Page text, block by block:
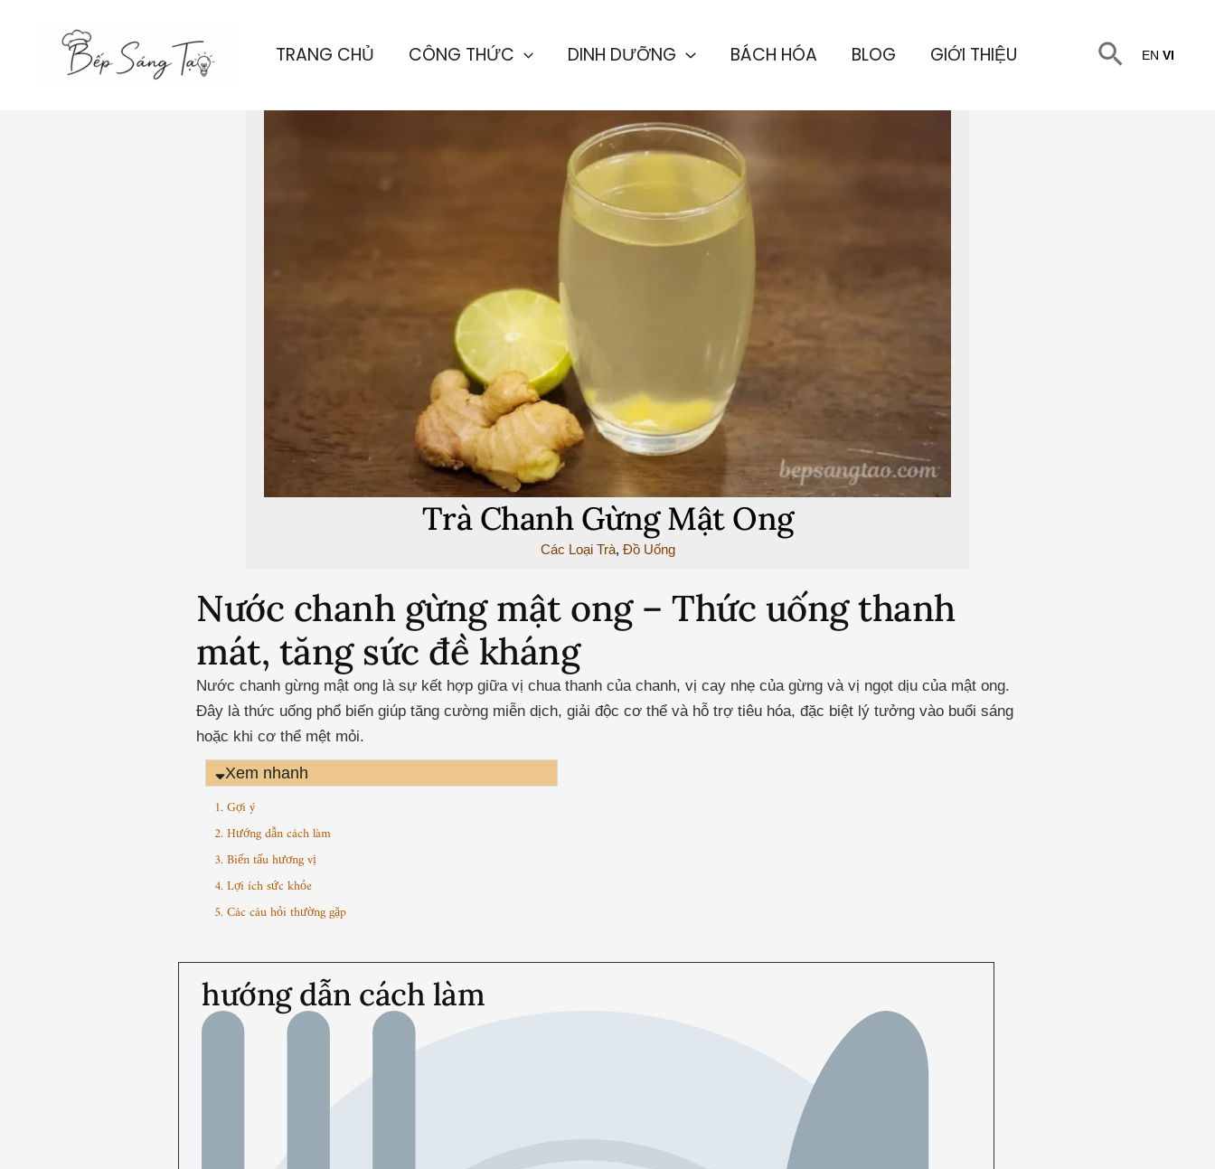
TRANG CHỦ CÔNG THỨC DINH DƯỠNG BÁCH HÓA BLOG GIỚI THIỆU
Tìm
EN VI
Trà Chanh Gừng Mật Ong
Các Loại Trà, Đồ Uống
Nước chanh gừng mật ong – Thức uống thanh
mát, tăng sức đề kháng
Nước chanh gừng mật ong là sự kết hợp giữa vị chua thanh của chanh, vị cay nhẹ của gừng và vị ngọt dịu của mật ong.
Đây là thức uống phổ biến giúp tăng cường miễn dịch, giải độc cơ thể và hỗ trợ tiêu hóa, đặc biệt lý tưởng vào buổi sáng
hoặc khi cơ thể mệt mỏi.
Xem nhanh
1. Gợi ý
2. Hướng dẫn cách làm
3. Biến tấu hương vị
4. Lợi ích sức khỏe
5. Các câu hỏi thường gặp
hướng dẫn cách làm